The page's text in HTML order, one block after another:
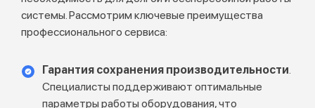
системы. Рассмотрим ключевые преимущества
профессионального сервиса:
Гарантия сохранения производительности.
Специалисты поддерживают оптимальные
параметры работы оборудования, что